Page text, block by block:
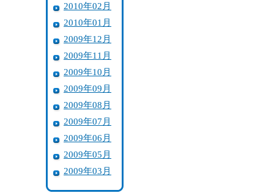
2010年02月
2010年01月
2009年12月
2009年11月
2009年10月
2009年09月
2009年08月
2009年07月
2009年06月
2009年05月
2009年03月